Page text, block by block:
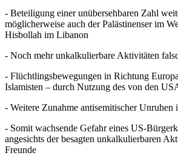
- Beteiligung einer unübersehbaren Zahl
möglicherweise auch der Palästinenser im
Hisbollah im Libanon
- Noch mehr unkalkulierbare Aktivitäten
- Flüchtlingsbewegungen in Richtung
Islamisten – durch Nutzung des von den
- Weitere Zunahme antisemitischer Unruhen
- Somit wachsende Gefahr eines US-
angesichts der besagten unkalkulierbaren
Freunde